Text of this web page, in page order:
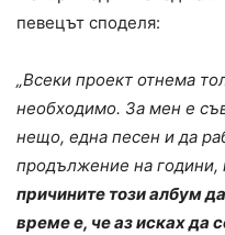
певецът споделя:
„Всеки проект отнема
необходимо. За мен е
нещо, една песен и да
продължение на години,
причините този албум
време е, че аз исках да